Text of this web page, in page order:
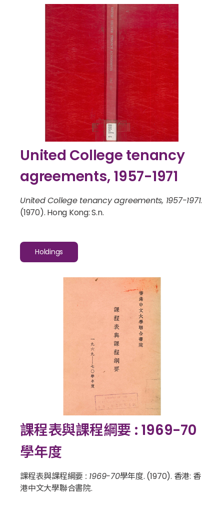
United College tenancy
agreements, 1957-1971
United College tenancy agreements, 1957-1971.
(1970). Hong Kong: S.n.
Holdings
課程表與課程綱要 : 1969-70
學年度
課程表與課程綱要 : 1969-70學年度. (1970). 香港: 香
港中文大學聯合書院.